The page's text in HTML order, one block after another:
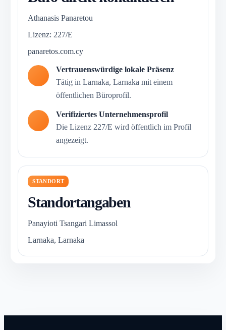
Athanasis Panaretou
Lizenz: 227/E
panaretos.com.cy
Vertrauenswürdige lokale Präsenz
Tätig in Larnaka, Larnaka mit einem
öffentlichen Büroprofil.
Verifiziertes Unternehmensprofil
Die Lizenz 227/E wird öffentlich im Profil
angezeigt.
STANDORT
Standortangaben
Panayioti Tsangari Limassol
Larnaka, Larnaka